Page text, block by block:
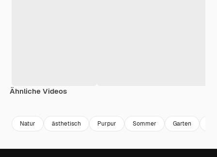
Ähnliche Videos
Natur ästhetisch Purpur Sommer Garten